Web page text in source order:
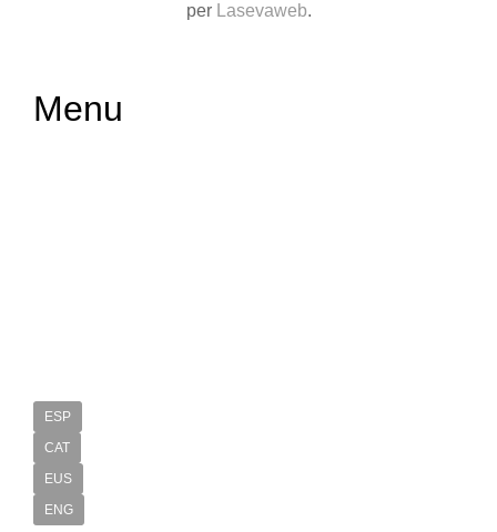
per
Lasevaweb.
Menu
ESP
CAT
EUS
ENG